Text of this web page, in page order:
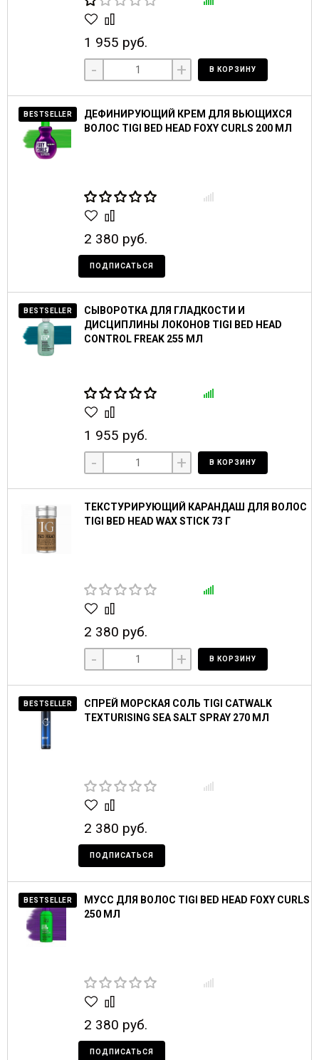
1 955 руб.
- + В КОРЗИНУ
BESTSELLER
ДЕФИНИРУЮЩИЙ КРЕМ ДЛЯ ВЬЮЩИХСЯ
ВОЛОС TIGI BED HEAD FOXY CURLS 200 МЛ
2 380 руб.
ПОДПИСАТЬСЯ
BESTSELLER
СЫВОРОТКА ДЛЯ ГЛАДКОСТИ И
ДИСЦИПЛИНЫ ЛОКОНОВ TIGI BED HEAD
CONTROL FREAK 255 МЛ
1 955 руб.
- + В КОРЗИНУ
ТЕКСТУРИРУЮЩИЙ КАРАНДАШ ДЛЯ ВОЛОС
TIGI BED HEAD WAX STICK 73 Г
2 380 руб.
- + В КОРЗИНУ
BESTSELLER
СПРЕЙ МОРСКАЯ СОЛЬ TIGI CATWALK
TEXTURISING SEA SALT SPRAY 270 МЛ
2 380 руб.
ПОДПИСАТЬСЯ
BESTSELLER
МУСС ДЛЯ ВОЛОС TIGI BED HEAD FOXY CURLS
250 МЛ
2 380 руб.
ПОДПИСАТЬСЯ